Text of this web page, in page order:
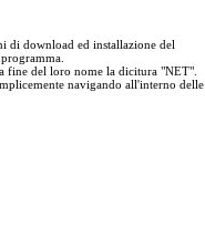
di download ed installazione del
fine del loro nome la dicitura "NET".
navigando all'interno delle